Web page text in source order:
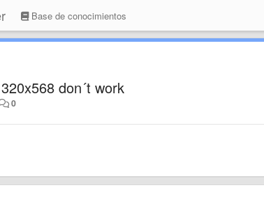
Base de conocimientos
don´t work
0